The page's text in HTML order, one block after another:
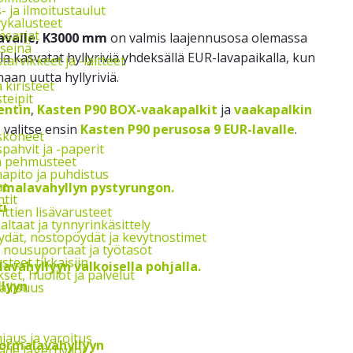
ja ilmoitustaulut
ja -laitteet
kiristeet
ja -paperit
pehmusteet
ja puhdistus
lisävarusteet
ja tynnyrinkäsittely
nostopöydät ja kevytnostimet
nousuportaat ja työtasot
tikkaisiin
huollot ja palvelut
ja varoitus
K3000 mm on valmis laajennusosa olemassa
kasvatat hyllyriviä yhdeksällä EUR-lavapaikalla, kun
uutta hyllyriviä.
, Kasten P90 BOX-vaakapalkit ja vaakapalkin
valitse ensin Kasten P90 perusosa 9 EUR-lavalle.